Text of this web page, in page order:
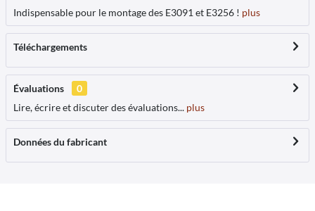
Indispensable pour le montage des E3091 et E3256 ! plus
Téléchargements
Évaluations
0
Lire, écrire et discuter des évaluations... plus
Données du fabricant